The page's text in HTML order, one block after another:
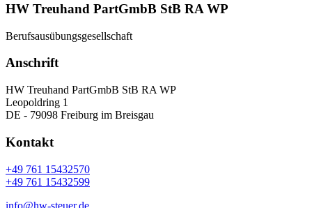
HW Treuhand PartGmbB StB RA WP
Berufsausübungsgesellschaft
Anschrift
HW Treuhand PartGmbB StB RA WP
Leopoldring 1
DE - 79098 Freiburg im Breisgau
Kontakt
+49 761 15432570
+49 761 15432599
info@hw-steuer.de